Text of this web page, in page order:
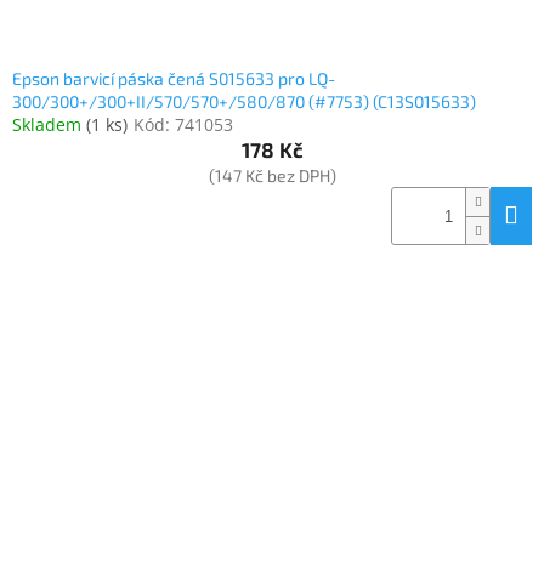
Epson barvicí páska čená S015633 pro LQ-
300/300+/300+II/570/570+/580/870 (#7753) (C13S015633)
Skladem (1 ks) Kód: 741053
178 Kč
(147 Kč bez DPH)